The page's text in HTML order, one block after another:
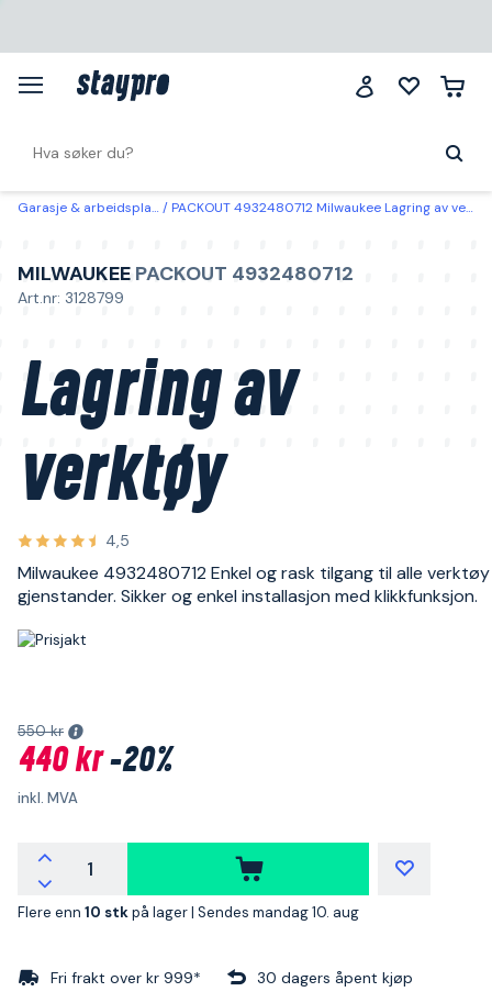
Garasje & arbeidsplass PACKOUT 4932480712 Milwaukee Lagring av verktøy
MILWAUKEE PACKOUT 4932480712
Art.nr: 3128799
Lagring av
verktøy
4,5
Milwaukee 4932480712 Enkel og rask tilgang til alle
gjenstander. Sikker og enkel installasjon med klikkfunksjon.
550 kr
440 kr-20%
inkl. MVA
Flere enn 10 stkpå lager | Sendes mandag 10. aug
Fri frakt over kr 999* 30 dagers åpent kjøp